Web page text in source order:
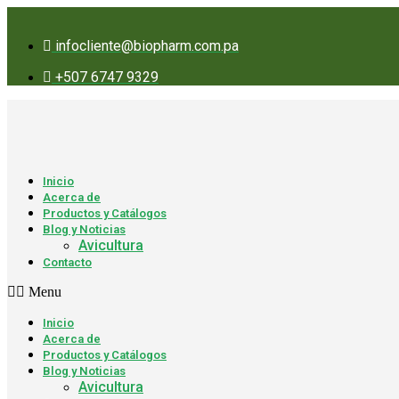
contenidoinfocliente@biopharm.com.pa
+507 6747 9329
Inicio
Acerca de
Productos y Catálogos
Blog y Noticias
Avicultura
Contacto
Menu
Inicio
Acerca de
Productos y Catálogos
Blog y Noticias
Avicultura